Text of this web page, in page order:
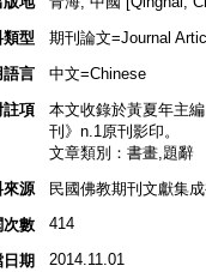
類型
期刊論文=Journal
語言
中文=Chinese
註項
本文收錄於黃夏年主
刊》n.1原刊影印。
文章類別：書畫,題辭
來源
民國佛教期刊文獻集
次數
414
期 2014.11.01